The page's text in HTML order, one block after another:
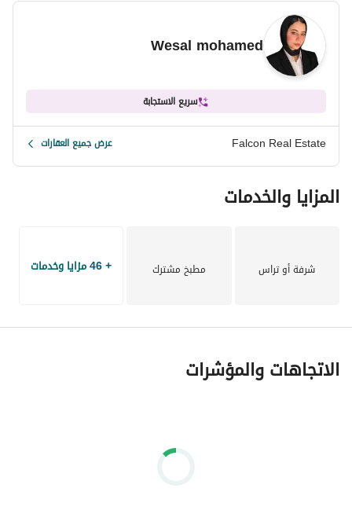
Wesal mohamed
سريع الاستجابة
Falcon Real Estate عرض جميع العقارات
المزايا والخدمات
شرفة أو تراس مطبخ مشترك + 46 مزايا وخدمات
الاتجاهات والمؤشرات